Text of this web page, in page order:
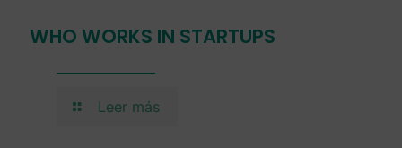
WHO WORKS IN STARTUPS
Leer más